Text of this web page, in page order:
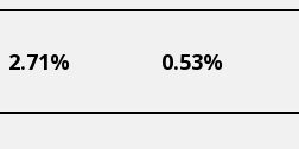
0.53%
2.71%